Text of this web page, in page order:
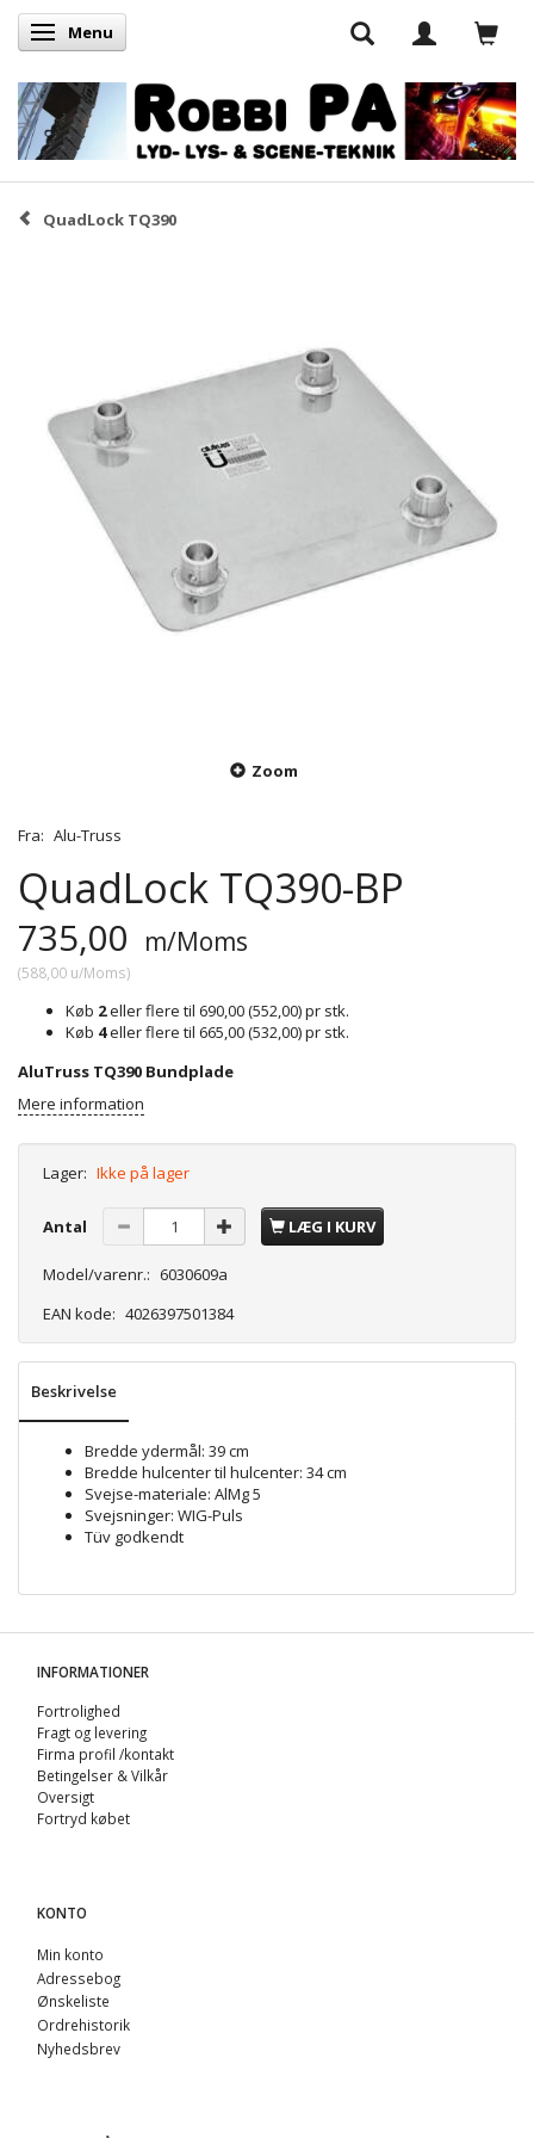
Skifte navigation
Menu
QuadLock TQ390
Zoom
Fra: Alu-Truss
QuadLock TQ390-BP
735,00 m/Moms
(588,00 u/Moms)
Køb 2eller flere til 690,00(552,00)pr stk.
Køb 4eller flere til 665,00(532,00)pr stk.
AluTruss TQ390 Bundplade
Mere information
Lager: Ikke på lager
Antal LÆG I KURV
Model/varenr.: 6030609a
EAN kode: 4026397501384
Beskrivelse
Bredde ydermål: 39 cm
Bredde hulcenter til hulcenter: 34 cm
Svejse-materiale: AlMg 5
Svejsninger: WIG-Puls
Tüv godkendt
INFORMATIONER
Fortrolighed
Fragt og levering
Firma profil /kontakt
Betingelser & Vilkår
Oversigt
Fortryd købet
KONTO
Min konto
Adressebog
Ønskeliste
Ordrehistorik
Nyhedsbrev